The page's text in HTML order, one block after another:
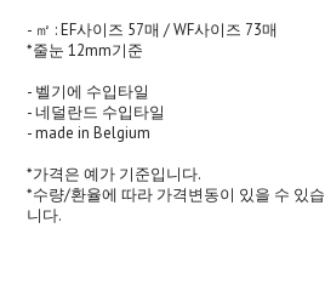
- ㎡ : EF사이즈 57매 / WF사이즈 73매
*줄눈 12mm기준
- 벨기에 수입타일
- 네덜란드 수입타일
- made in Belgium
*가격은 예가 기준입니다.
*수량/환율에 따라 가격변동이 있을 수 있습
니다.